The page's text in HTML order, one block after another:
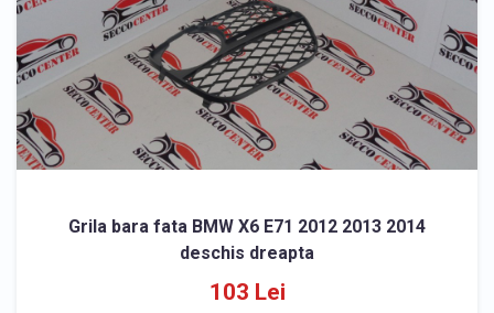
Grila bara fata BMW X6 E71 2012 2013 2014
deschis dreapta
103 Lei